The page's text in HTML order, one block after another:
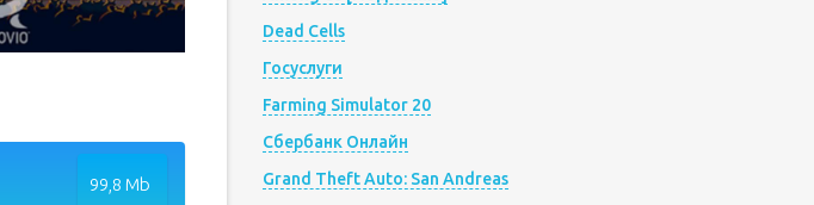
99,8 Mb
Dead Cells
Госуслуги
Farming Simulator 20
Сбербанк Онлайн
Grand Theft Auto: San Andreas